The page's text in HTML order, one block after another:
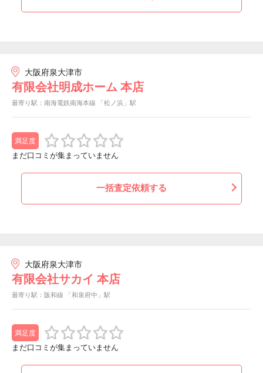
大阪府泉大津市
有限会社明成ホーム 本店
最寄り駅：南海電鉄南海本線 「松ノ浜」駅
満足度
まだ口コミが集まっていません
一括査定依頼する
大阪府泉大津市
有限会社サカイ 本店
最寄り駅：阪和線 「和泉府中」駅
満足度
まだ口コミが集まっていません